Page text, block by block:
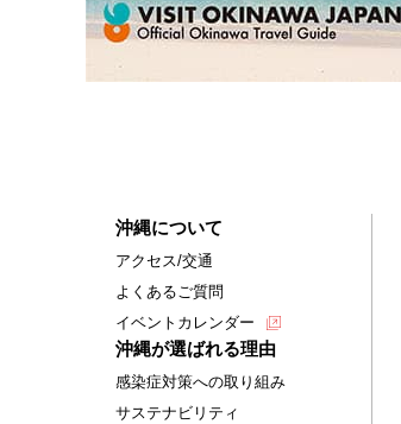
沖縄について
アクセス/交通
よくあるご質問
イベントカレンダー
沖縄が選ばれる理由
感染症対策への取り組み
サステナビリティ